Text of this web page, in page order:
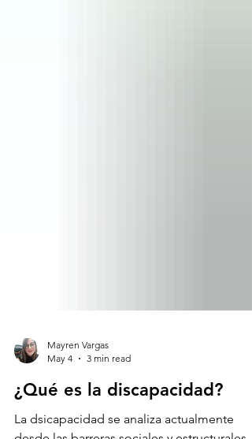
May 4
3 min read
¿Qué es la discapacidad?